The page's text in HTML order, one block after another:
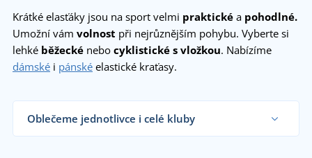
Krátké elasťáky jsou na sport velmi praktické a pohodlné.
Umožní vám volnost při nejrůznějším pohybu. Vyberte si
lehké běžecké nebo cyklistické s vložkou. Nabízíme
dámské i pánské elastické kraťasy.
Oblečeme jednotlivce i celé kluby